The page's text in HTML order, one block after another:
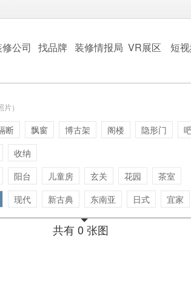
公司 找品牌 装修情报局 VR展区 短
）
断 飘窗 博古架 阁楼 隐形门
收纳
阳台 儿童房 玄关 花园 茶室
现代 新古典 东南亚 日式 宜家
共有 0 张图